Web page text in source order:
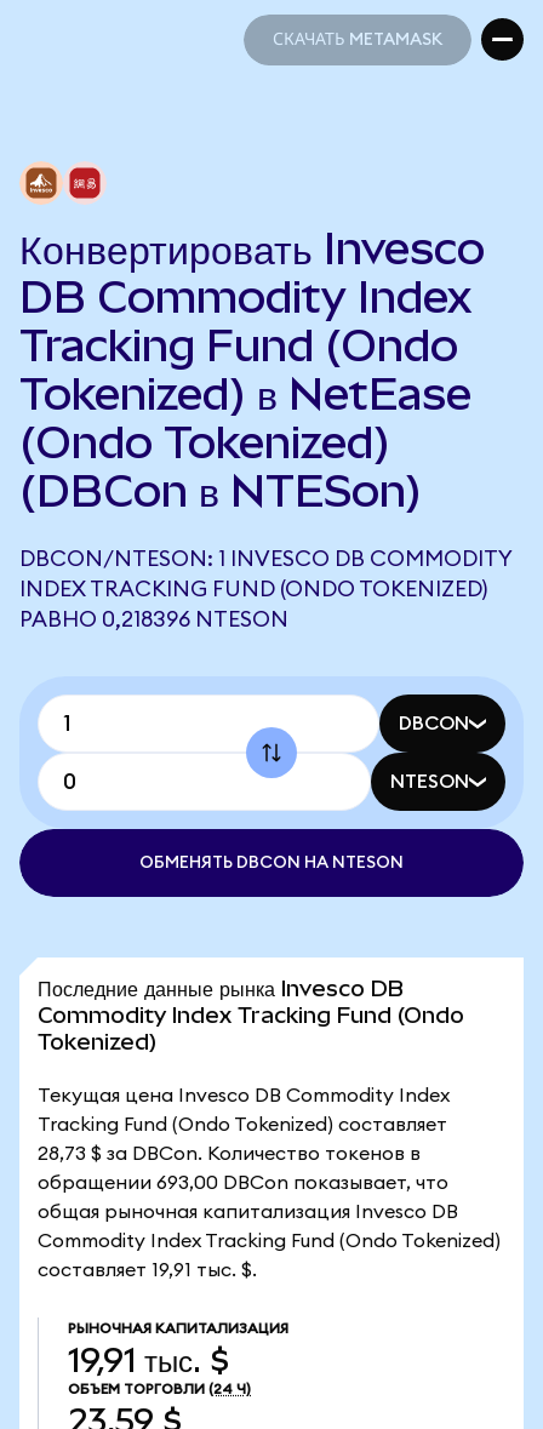
СКАЧАТЬ METAMASK
Конвертировать Invesco
DB Commodity Index
Tracking Fund (Ondo
Tokenized) в NetEase
(Ondo Tokenized)
(DBCon в NTESon)
DBCON/NTESON: 1 INVESCO DB COMMODITY
INDEX TRACKING FUND (ONDO TOKENIZED)
РАВНО 0,218396 NTESON
DBCON
NTESON
ОБМЕНЯТЬ DBCON НА NTESON
Последние данные рынка Invesco DB
Commodity Index Tracking Fund (Ondo
Tokenized)
Текущая цена Invesco DB Commodity Index
Tracking Fund (Ondo Tokenized) составляет
28,73 $ за DBCon. Количество токенов в
обращении 693,00 DBCon показывает, что
общая рыночная капитализация Invesco DB
Commodity Index Tracking Fund (Ondo Tokenized)
составляет 19,91 тыс. $.
РЫНОЧНАЯ КАПИТАЛИЗАЦИЯ
19,91 тыс. $
ОБЪЕМ ТОРГОВЛИ (24 Ч)
23,59 $